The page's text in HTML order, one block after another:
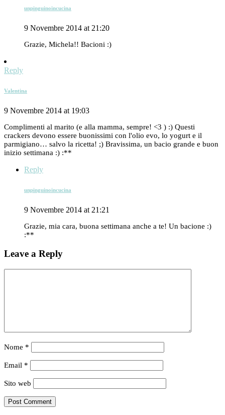
unpinguinoincucina
9 Novembre 2014 at 21:20
Grazie, Michela!! Bacioni :)
Reply
Valentina
9 Novembre 2014 at 19:03
Complimenti al marito (e alla mamma, sempre! <3 ) :) Questi
crackers devono essere buonissimi con l'olio evo, lo yogurt e il
parmigiano… salvo la ricetta! ;) Bravissima, un bacio grande e buon
inizio settimana :) :**
Reply
unpinguinoincucina
9 Novembre 2014 at 21:21
Grazie, mia cara, buona settimana anche a te! Un bacione :)
:**
Leave a Reply
Nome *
Email *
Sito web